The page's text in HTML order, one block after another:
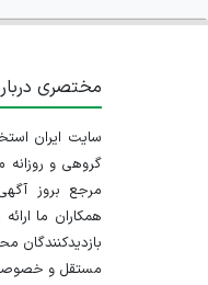
مختصری
گروهی و
مرجع بروز
همکاران ما
بازدیدکنندگان
مستقل و خصوصی